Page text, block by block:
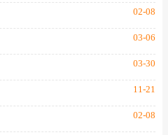
02-08
03-06
03-30
11-21
02-08